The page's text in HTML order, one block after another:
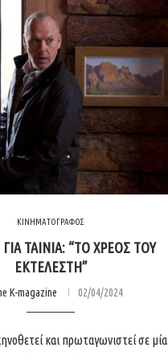
ΚΙΝΗΜΑΤΟΓΡΑΦΟΣ
ΤΑΙΝΙΑ: “ΤΟ ΧΡΕΟΣ ΤΟΥ
ΕΚΤΕΛΕΣΤΗ”
K-magazine 02/04/2024
και πρωταγωνιστεί σε μία